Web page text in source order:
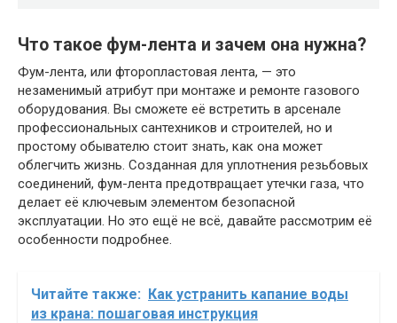
Что такое фум-лента и зачем она нужна?
Фум-лента, или фторопластовая лента, — это
незаменимый атрибут при монтаже и ремонте газового
оборудования. Вы сможете её встретить в арсенале
профессиональных сантехников и строителей, но и
простому обывателю стоит знать, как она может
облегчить жизнь. Созданная для уплотнения резьбовых
соединений, фум-лента предотвращает утечки газа, что
делает её ключевым элементом безопасной
эксплуатации. Но это ещё не всё, давайте рассмотрим её
особенности подробнее.
Читайте также: Как устранить капание воды
из крана: пошаговая инструкция